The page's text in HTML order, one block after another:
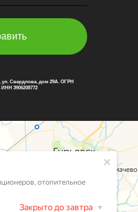
ул. Свердлова, дом 29А. ОГРН
ИНН 3906208772